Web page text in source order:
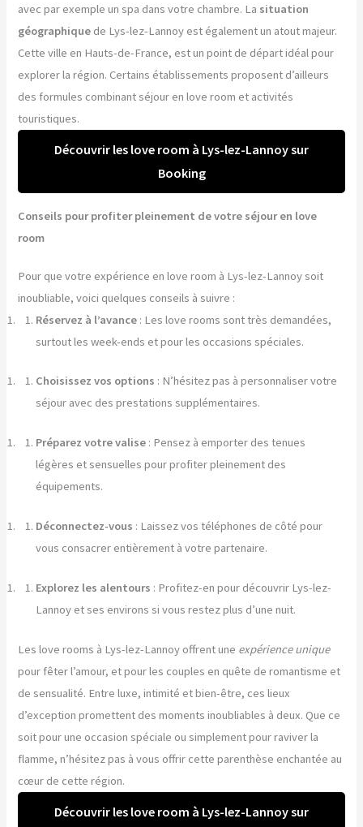
avec par exemple un spa dans votre chambre. La situation
géographique de Lys-lez-Lannoy est également un atout majeur.
Cette ville en Hauts-de-France, est un point de départ idéal pour
explorer la région. Certains établissements proposent d’ailleurs
des formules combinant séjour en love room et activités
touristiques.
Découvrir les love room à Lys-lez-Lannoy sur
Booking
Conseils pour profiter pleinement de votre séjour en love
room
Pour que votre expérience en love room à Lys-lez-Lannoy soit
inoubliable, voici quelques conseils à suivre :
Réservez à l’avance : Les love rooms sont très demandées,
surtout les week-ends et pour les occasions spéciales.
Choisissez vos options : N’hésitez pas à personnaliser votre
séjour avec des prestations supplémentaires.
Préparez votre valise : Pensez à emporter des tenues
légères et sensuelles pour profiter pleinement des
équipements.
Déconnectez-vous : Laissez vos téléphones de côté pour
vous consacrer entièrement à votre partenaire.
Explorez les alentours : Profitez-en pour découvrir Lys-lez-
Lannoy et ses environs si vous restez plus d’une nuit.
Les love rooms à Lys-lez-Lannoy offrent une expérience unique
pour fêter l’amour, et pour les couples en quête de romantisme et
de sensualité. Entre luxe, intimité et bien-être, ces lieux
d’exception promettent des moments inoubliables à deux. Que ce
soit pour une occasion spéciale ou simplement pour raviver la
flamme, n’hésitez pas à vous offrir cette parenthèse enchantée au
cœur de cette région.
Découvrir les love room à Lys-lez-Lannoy sur